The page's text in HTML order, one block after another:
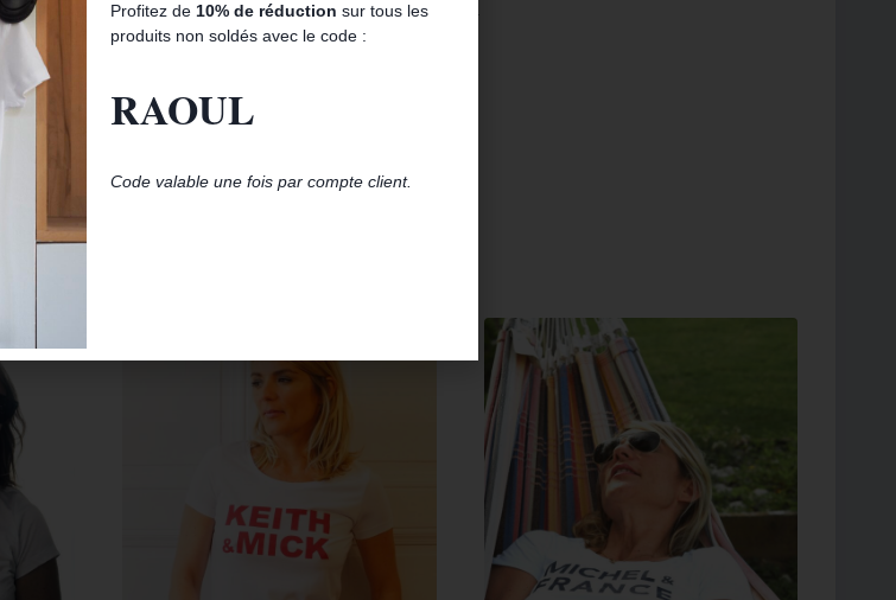
silhouette. Sous une veste, il sera tout simplement chic .
Profitez de 10% de réduction sur tous les
produits non soldés avec le code :
RAOUL
Code valable une fois par compte client.